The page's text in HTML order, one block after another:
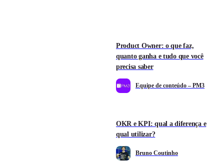
Product Owner: o que faz,
quanto ganha e tudo que você
precisa saber
Equipe de conteúdo – PM3
OKR e KPI: qual a diferença e
qual utilizar?
Bruno Coutinho